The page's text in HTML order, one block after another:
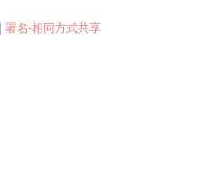
署名-相同方式共享